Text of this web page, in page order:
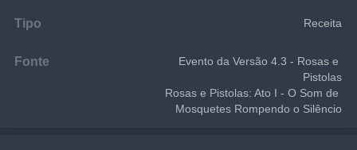
Tipo Receita
Fonte
Evento da Versão 4.3 - Rosas e
Pistolas
Rosas e Pistolas: Ato I - O Som de
Mosquetes Rompendo o Silêncio